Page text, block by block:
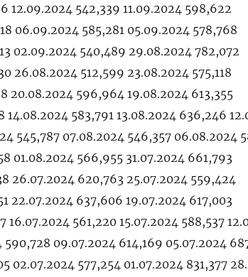
12.09.2024 542,339 11.09.2024 598,622
06.09.2024 585,281 05.09.2024 578,768
02.09.2024 540,489 29.08.2024 782,072
26.08.2024 512,599 23.08.2024 575,118
20.08.2024 596,964 19.08.2024 613,355
14.08.2024 583,791 13.08.2024 636,246
545,787 07.08.2024 546,357 06.08.2024
01.08.2024 566,955 31.07.2024 661,793
26.07.2024 620,763 25.07.2024 559,424
22.07.2024 637,606 19.07.2024 617,003
561,220 15.07.2024 588,537
590,728 09.07.2024 614,169 05.07.2024
02.07.2024 577,254 01.07.2024 831,377